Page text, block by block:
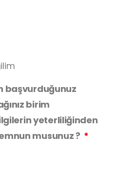
başvurduğunuz
birim
yeterliliğinden
musunuz ?